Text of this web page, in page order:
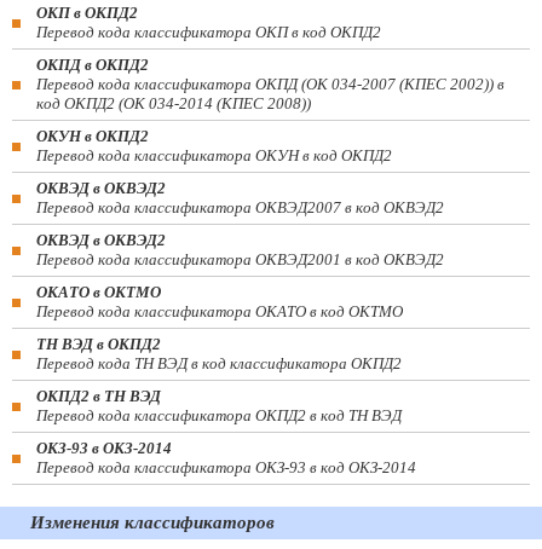
ОКП в ОКПД2
Перевод кода классификатора ОКП в код ОКПД2
ОКПД в ОКПД2
Перевод кода классификатора ОКПД (ОК 034-2007 (КПЕС 2002)) в
код ОКПД2 (ОК 034-2014 (КПЕС 2008))
ОКУН в ОКПД2
Перевод кода классификатора ОКУН в код ОКПД2
ОКВЭД в ОКВЭД2
Перевод кода классификатора ОКВЭД2007 в код ОКВЭД2
ОКВЭД в ОКВЭД2
Перевод кода классификатора ОКВЭД2001 в код ОКВЭД2
ОКАТО в ОКТМО
Перевод кода классификатора ОКАТО в код ОКТМО
ТН ВЭД в ОКПД2
Перевод кода ТН ВЭД в код классификатора ОКПД2
ОКПД2 в ТН ВЭД
Перевод кода классификатора ОКПД2 в код ТН ВЭД
ОКЗ-93 в ОКЗ-2014
Перевод кода классификатора ОКЗ-93 в код ОКЗ-2014
Изменения классификаторов